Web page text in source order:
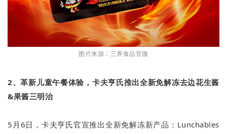
图片来源：三养食品官微
2、革新儿童午餐体验，卡夫亨氏推出全新免解冻去边花生酱
&果酱三明治
5月6日，卡夫亨氏官宣推出全新免解冻新产品：Lunchables